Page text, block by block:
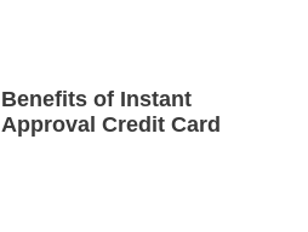
Benefits of Instant
Approval Credit Card